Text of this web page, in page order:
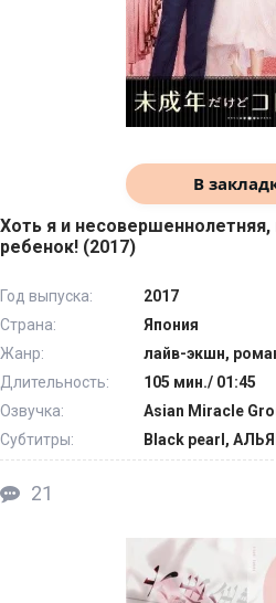
В
Хоть я и несовершеннолетняя,
ребенок! (2017)
Год выпуска:
2017
Страна:
Япония
Жанр:
лайв-экшн,
Длительность:
105 мин./ 01:45
Озвучка:
Asian Miracle
Субтитры:
Black pearl,
21